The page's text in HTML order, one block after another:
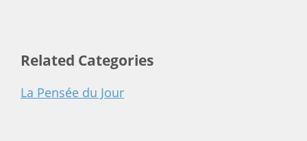
Related Categories
La Pensée du Jour